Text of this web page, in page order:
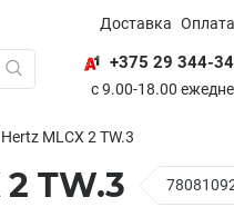
Доставка Оплата
+375 29 344-
с 9.00-18.00
Hertz MLCX 2 TW.3
TW.3